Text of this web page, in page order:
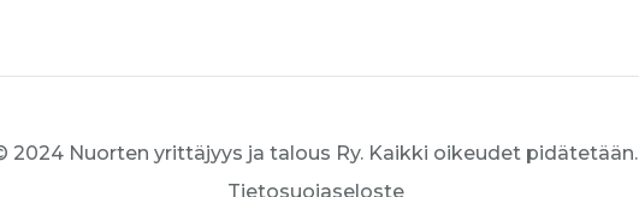
2024 Nuorten yrittäjyys ja talous Ry. Kaikki oikeudet pidätetään.
Tietosuojaseloste